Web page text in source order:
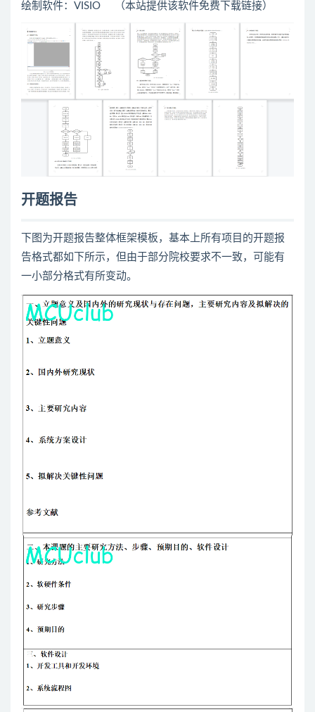
绘制软件：VISIO （本站提供该软件免费下载链接）
开题报告
下图为开题报告整体框架模板，基本上所有项目的开题报
告格式都如下所示，但由于部分院校要求不一致，可能有
一小部分格式有所变动。